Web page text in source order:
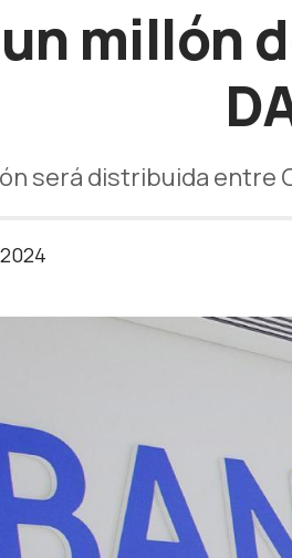
millón
será distribuida entre